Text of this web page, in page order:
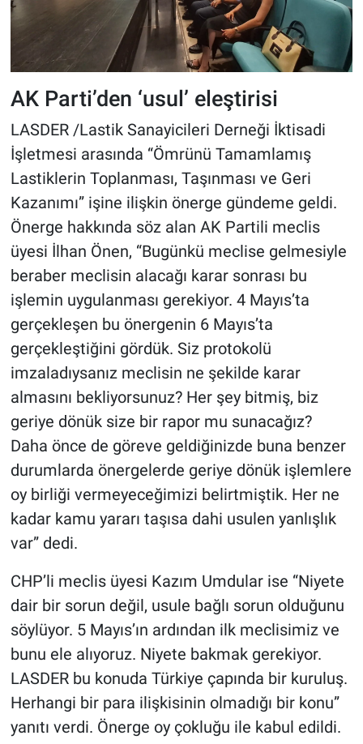
AK Parti’den ‘usul’ eleştirisi
LASDER /Lastik Sanayicileri Derneği İktisadi
İşletmesi arasında “Ömrünü Tamamlamış
Lastiklerin Toplanması, Taşınması ve Geri
Kazanımı” işine ilişkin önerge gündeme geldi.
Önerge hakkında söz alan AK Partili meclis
üyesi İlhan Önen, “Bugünkü meclise gelmesiyle
beraber meclisin alacağı karar sonrası bu
işlemin uygulanması gerekiyor. 4 Mayıs’ta
gerçekleşen bu önergenin 6 Mayıs’ta
gerçekleştiğini gördük. Siz protokolü
imzaladıysanız meclisin ne şekilde karar
almasını bekliyorsunuz? Her şey bitmiş, biz
geriye dönük size bir rapor mu sunacağız?
Daha önce de göreve geldiğinizde buna benzer
durumlarda önergelerde geriye dönük işlemlere
oy birliği vermeyeceğimizi belirtmiştik. Her ne
kadar kamu yararı taşısa dahi usulen yanlışlık
var” dedi.
CHP’li meclis üyesi Kazım Umdular ise “Niyete
dair bir sorun değil, usule bağlı sorun olduğunu
söylüyor. 5 Mayıs’ın ardından ilk meclisimiz ve
bunu ele alıyoruz. Niyete bakmak gerekiyor.
LASDER bu konuda Türkiye çapında bir kuruluş.
Herhangi bir para ilişkisinin olmadığı bir konu”
yanıtı verdi. Önerge oy çokluğu ile kabul edildi.